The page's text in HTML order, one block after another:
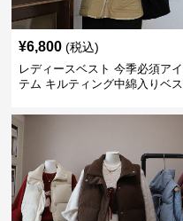
¥6,800 (税込)
レディースベスト 今季必須アイ
テム キルティング中綿入りベス